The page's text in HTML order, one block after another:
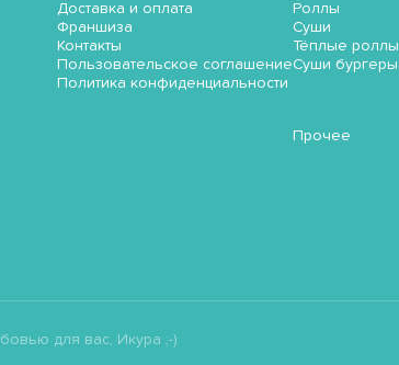
Доставка и оплата
Франшиза
Контакты
Пользовательское соглашение
Политика конфиденциальности
Роллы
Суши
Тёплые роллы
Суши бургеры
Прочее
для вас, Икура ;-)